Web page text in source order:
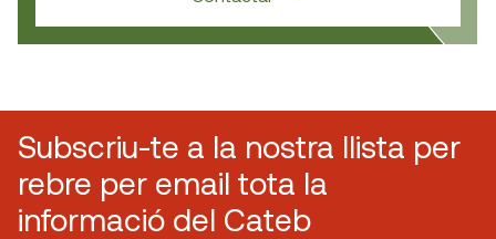
FABRICANTS
DISTRIBUÏDORS
Fakopp
Subscriu-te a la nostra llista per
rebre per email tota la
informació del Cateb